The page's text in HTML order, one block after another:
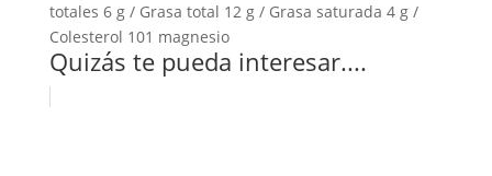
totales 6 g / Grasa total 12 g / Grasa saturada 4 g /
Colesterol 101 magnesio
Quizás te pueda interesar....